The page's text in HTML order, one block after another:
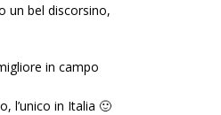
un bel discorsino,
in campo
l’unico in Italia 🙂